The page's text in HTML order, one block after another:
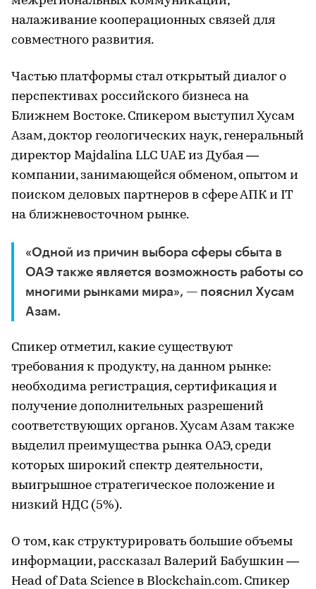
налаживание кооперационных связей для
совместного развития.
Частью платформы стал открытый диалог о
перспективах российского бизнеса на
Ближнем Востоке. Спикером выступил Хусам
Азам, доктор геологических наук, генеральный
директор Majdalina LLC UAE из Дубая —
компании, занимающейся обменом, опытом и
поиском деловых партнеров в сфере АПК и IT
на ближневосточном рынке.
«Одной из причин выбора сферы сбыта в
ОАЭ также является возможность работы со
многими рынками мира», — пояснил Хусам
Азам.
Спикер отметил, какие существуют
требования к продукту, на данном рынке:
необходима регистрация, сертификация и
получение дополнительных разрешений
соответствующих органов. Хусам Азам также
выделил преимущества рынка ОАЭ, среди
которых широкий спектр деятельности,
выигрышное стратегическое положение и
низкий НДС (5%).
О том, как структурировать большие объемы
информации, рассказал Валерий Бабушкин —
Head of Data Science в Blockchain.com. Спикер